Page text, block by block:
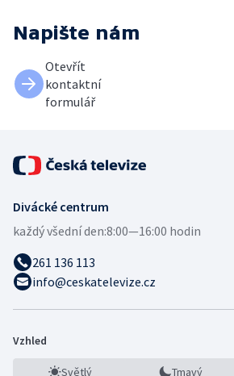
Napište nám
Otevřít
kontaktní
formulář
Divácké centrum
každý všední den:8:00—16:00 hodin
261 136 113
info@ceskatelevize.cz
Vzhled
Světlý Tmavý